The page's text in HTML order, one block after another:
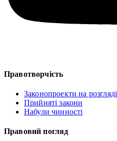
Правотворчість
Законопроекти на розгляді
Прийняті закони
Набули чинності
Правовий погляд